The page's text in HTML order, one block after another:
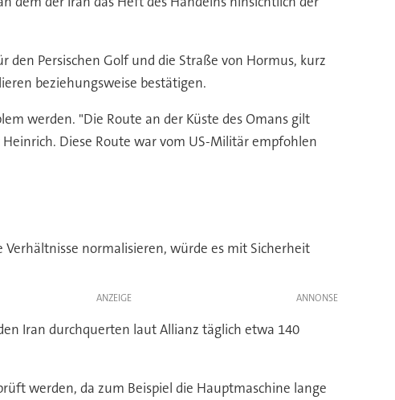
Persischen Golf und die Straße von Hormus, kurz
beziehungsweise bestätigen.
werden. "Die Route an der Küste des Omans gilt
Diese Route war vom US-Militär empfohlen
normalisieren, würde es mit Sicherheit
ANZEIGE
Iran durchquerten laut Allianz täglich etwa 140
werden, da zum Beispiel die Hauptmaschine lange